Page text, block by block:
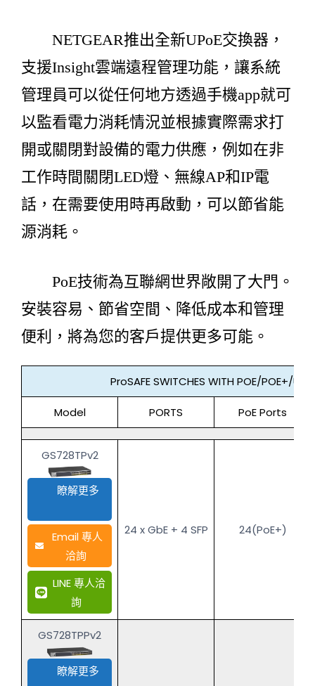
NETGEAR推出全新UPoE交換器，
支援Insight雲端遠程管理功能，讓系統
管理員可以從任何地方透過手機app就可
以監看電力消耗情況並根據實際需求打
開或關閉對設備的電力供應，例如在非
工作時間關閉LED燈、無線AP和IP電
話，在需要使用時再啟動，可以節省能
源消耗。
PoE技術為互聯網世界敞開了大門。
安裝容易、節省空間、降低成本和管理
便利，將為您的客戶提供更多可能。
ProSAFE SWITCHES WITH POE/POE+/
Model PORTS PoE Ports
GS728TPv2
瞭解更多
Email 專人
洽詢
LINE 專人洽
詢
24 x GbE + 4 SFP 24(PoE+)
GS728TPPv2
瞭解更多